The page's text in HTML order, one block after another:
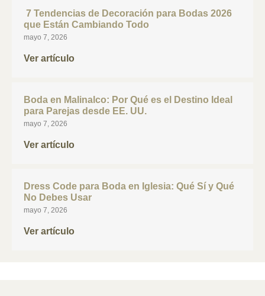
7 Tendencias de Decoración para Bodas 2026
que Están Cambiando Todo
mayo 7, 2026
Ver artículo
Boda en Malinalco: Por Qué es el Destino Ideal
para Parejas desde EE. UU.
mayo 7, 2026
Ver artículo
Dress Code para Boda en Iglesia: Qué Sí y Qué
No Debes Usar
mayo 7, 2026
Ver artículo